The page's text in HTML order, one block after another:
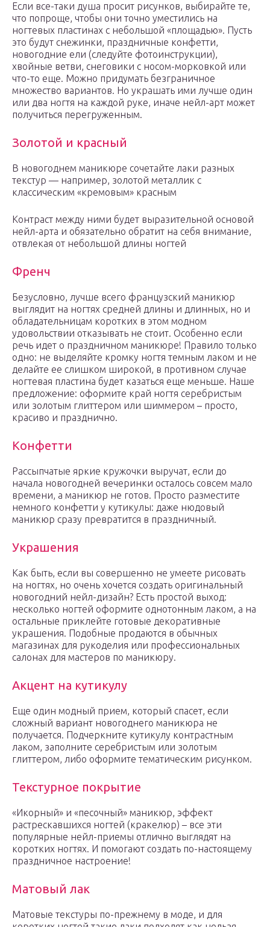
Если все-таки душа просит рисунков, выбирайте те,
что попроще, чтобы они точно уместились на
ногтевых пластинах с небольшой «площадью». Пусть
это будут снежинки, праздничные конфетти,
новогодние ели (следуйте фотоинструкции),
хвойные ветви, снеговики с носом-морковкой или
что-то еще. Можно придумать безграничное
множество вариантов. Но украшать ими лучше один
или два ногтя на каждой руке, иначе нейл-арт может
получиться перегруженным.
Золотой и красный
В новогоднем маникюре сочетайте лаки разных
текстур — например, золотой металлик с
классическим «кремовым» красным
Контраст между ними будет выразительной основой
нейл-арта и обязательно обратит на себя внимание,
отвлекая от небольшой длины ногтей
Френч
Безусловно, лучше всего французский маникюр
выглядит на ногтях средней длины и длинных, но и
обладательницам коротких в этом модном
удовольствии отказывать не стоит. Особенно если
речь идет о праздничном маникюре! Правило только
одно: не выделяйте кромку ногтя темным лаком и не
делайте ее слишком широкой, в противном случае
ногтевая пластина будет казаться еще меньше. Наше
предложение: оформите край ногтя серебристым
или золотым глиттером или шиммером – просто,
красиво и празднично.
Конфетти
Рассыпчатые яркие кружочки выручат, если до
начала новогодней вечеринки осталось совсем мало
времени, а маникюр не готов. Просто разместите
немного конфетти у кутикулы: даже нюдовый
маникюр сразу превратится в праздничный.
Украшения
Как быть, если вы совершенно не умеете рисовать
на ногтях, но очень хочется создать оригинальный
новогодний нейл-дизайн? Есть простой выход:
несколько ногтей оформите однотонным лаком, а на
остальные приклейте готовые декоративные
украшения. Подобные продаются в обычных
магазинах для рукоделия или профессиональных
салонах для мастеров по маникюру.
Акцент на кутикулу
Еще один модный прием, который спасет, если
сложный вариант новогоднего маникюра не
получается. Подчеркните кутикулу контрастным
лаком, заполните серебристым или золотым
глиттером, либо оформите тематическим рисунком.
Текстурное покрытие
«Икорный» и «песочный» маникюр, эффект
растрескавшихся ногтей (кракелюр) – все эти
популярные нейл-приемы отлично выглядят на
коротких ногтях. И помогают создать по-настоящему
праздничное настроение!
Матовый лак
Матовые текстуры по-прежнему в моде, и для